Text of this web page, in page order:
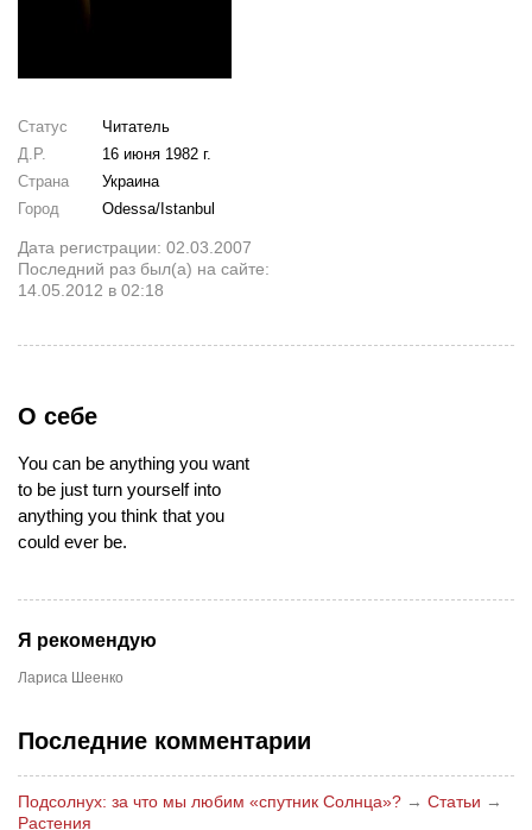
Статус
Читатель
Д.Р.
16 июня 1982 г.
Страна
Украина
Город
Odessa/Istanbul
Дата регистрации: 02.03.2007
Последний раз был(а) на сайте:
14.05.2012 в 02:18
О себе
You can be anything you want
to be just turn yourself into
anything you think that you
could ever be.
Я рекомендую
Лариса Шеенко
Последние комментарии
Подсолнух: за что мы любим «спутник Солнца»? → Статьи →
Растения